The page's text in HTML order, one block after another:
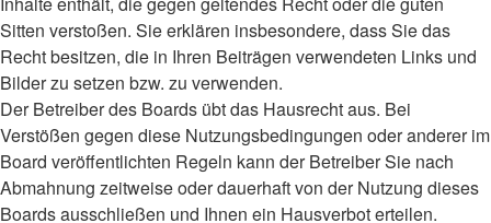
Sitten verstoßen. Sie erklären insbesondere, dass Sie das
Recht besitzen, die in Ihren Beiträgen verwendeten Links und
Bilder zu setzen bzw. zu verwenden.
Der Betreiber des Boards übt das Hausrecht aus. Bei
Verstößen gegen diese Nutzungsbedingungen oder anderer im
Board veröffentlichten Regeln kann der Betreiber Sie nach
Abmahnung zeitweise oder dauerhaft von der Nutzung dieses
Boards ausschließen und Ihnen ein Hausverbot erteilen.